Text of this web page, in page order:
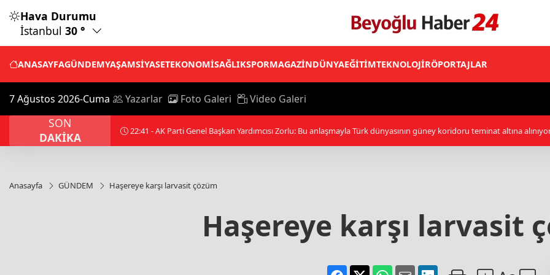
Hava Durumu
İstanbul 30 °
ANASAYFAGÜNDEMYAŞAMSİYASETEKONOMİSAĞLIKSPORMAGAZİNDÜNYAEĞİTİMTEKNOLOJİRÖPORTAJLAR
7 Ağustos 2026-Cuma Yazarlar Foto Galeri Video Galeri
SON
DAKİKA 22:41 - AK Parti Genel Başkan Yardımcısı Zorlu: Bu anlaşmayla Türk dünyasının güney koridoru teminat altına alınıyor
Anasayfa GÜNDEM Haşereye karşı larvasit çözüm
Haşereye karşı larvasit